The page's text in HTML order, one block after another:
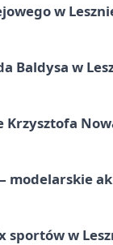
w
Baldysa w
modelarskie
sportów w